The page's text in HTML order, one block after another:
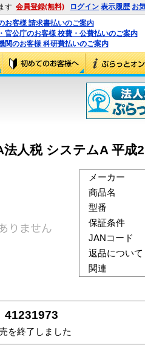
す 会員登録(無料) ログイン 表示履歴 お
お客様 請求書払いのご案内
官公庁のお客様 校費・公費払いのご案内
関のお客様 科研費払いのご案内
法人税 システムA 平成
メーカー
商品名
型番
保証条件
JANコード
返品について
関連
41231973
を終了しました